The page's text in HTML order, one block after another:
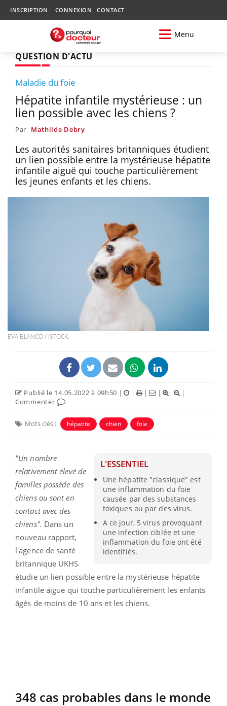
INSCRIPTION CONNEXION CONTACT
Menu
QUESTION D'ACTU
Maladie du foie
Hépatite infantile mystérieuse : un
lien possible avec les chiens ?
Par Mathilde Debry
Les autorités sanitaires britanniques étudient
un lien possible entre la mystérieuse hépatite
infantile aiguë qui touche particulièrement
les jeunes enfants et les chiens.
EVA BLANCO / ISTOCK.
Publié le 14.05.2022 à 09h50 | | | |
|
Commenter
Mots clés : hépatite chien foie
L'ESSENTIEL
Une hépatite "classique" est
une inflammation du foie
causée par des substances
toxiques ou par des virus.
A ce jour, 5 virus provoquant
une infection ciblée et une
inflammation du foie ont été
identifiés.
"Un nombre
relativement élevé de
familles possède des
chiens ou sont en
contact avec des
chiens". Dans un
nouveau rapport,
l'agence de santé
britannique UKHS
étudie un lien possible entre la mystérieuse hépatite
infantile aiguë qui touche particulièrement les enfants
âgés de moins de 10 ans et les chiens.
348 cas probables dans le monde